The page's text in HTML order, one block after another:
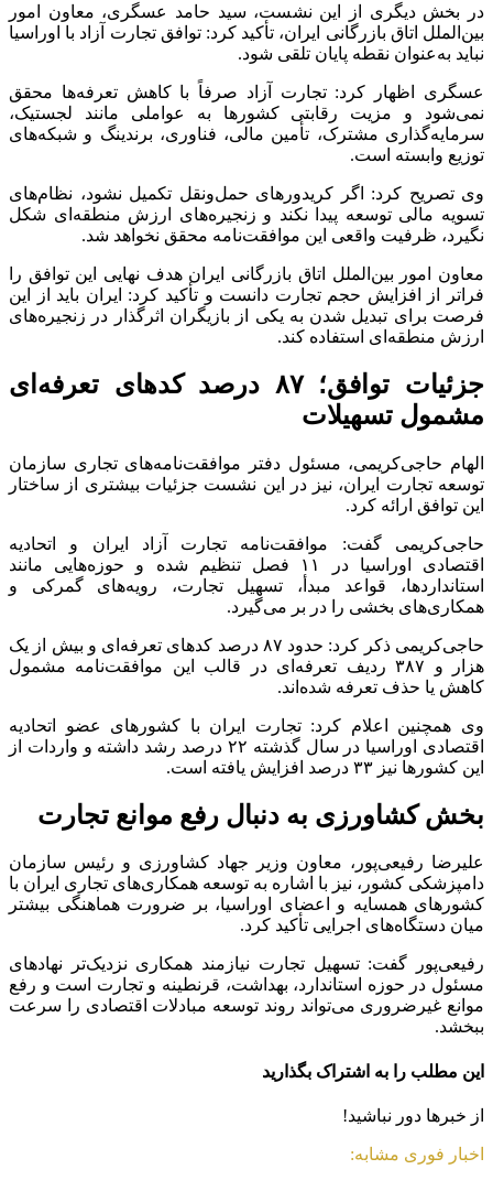
در بخش دیگری از این نشست، سید حامد عسگری، معاون امور
بین‌الملل اتاق بازرگانی ایران، تأکید کرد: توافق تجارت آزاد با اوراسیا
نباید به‌عنوان نقطه پایان تلقی شود.
عسگری اظهار کرد: تجارت آزاد صرفاً با کاهش تعرفه‌ها محقق
نمی‌شود و مزیت رقابتی کشور‌ها به عواملی مانند لجستیک،
سرمایه‌گذاری مشترک، تأمین مالی، فناوری، برندینگ و شبکه‌های
توزیع وابسته است.
وی تصریح کرد: اگر کریدور‌های حمل‌ونقل تکمیل نشود، نظام‌های
تسویه مالی توسعه پیدا نکند و زنجیره‌های ارزش منطقه‌ای شکل
نگیرد، ظرفیت واقعی این موافقت‌نامه محقق نخواهد شد.
معاون امور بین‌الملل اتاق بازرگانی ایران هدف نهایی این توافق را
فراتر از افزایش حجم تجارت دانست و تأکید کرد: ایران باید از این
فرصت برای تبدیل شدن به یکی از بازیگران اثرگذار در زنجیره‌های
ارزش منطقه‌ای استفاده کند.
جزئیات توافق؛ ۸۷ درصد کد‌های تعرفه‌ای
مشمول تسهیلات
الهام حاجی‌کریمی، مسئول دفتر موافقت‌نامه‌های تجاری سازمان
توسعه تجارت ایران، نیز در این نشست جزئیات بیشتری از ساختار
این توافق ارائه کرد.
حاجی‌کریمی گفت: موافقت‌نامه تجارت آزاد ایران و اتحادیه
اقتصادی اوراسیا در ۱۱ فصل تنظیم شده و حوزه‌هایی مانند
استانداردها، قواعد مبدأ، تسهیل تجارت، رویه‌های گمرکی و
همکاری‌های بخشی را در بر می‌گیرد.
حاجی‌کریمی ذکر کرد: حدود ۸۷ درصد کد‌های تعرفه‌ای و بیش از یک
هزار و ۳۸۷ ردیف تعرفه‌ای در قالب این موافقت‌نامه مشمول
کاهش یا حذف تعرفه شده‌اند.
وی همچنین اعلام کرد: تجارت ایران با کشور‌های عضو اتحادیه
اقتصادی اوراسیا در سال گذشته ۲۲ درصد رشد داشته و واردات از
این کشور‌ها نیز ۳۳ درصد افزایش یافته است.
بخش کشاورزی به دنبال رفع موانع تجارت
علیرضا رفیعی‌پور، معاون وزیر جهاد کشاورزی و رئیس سازمان
دامپزشکی کشور، نیز با اشاره به توسعه همکاری‌های تجاری ایران با
کشور‌های همسایه و اعضای اوراسیا، بر ضرورت هماهنگی بیشتر
میان دستگاه‌های اجرایی تأکید کرد.
رفیعی‌پور گفت: تسهیل تجارت نیازمند همکاری نزدیک‌تر نهاد‌های
مسئول در حوزه استاندارد، بهداشت، قرنطینه و تجارت است و رفع
موانع غیرضروری می‌تواند روند توسعه مبادلات اقتصادی را سرعت
ببخشد.
این مطلب را به اشتراک بگذارید
از خبرها دور نباشید!
اخبار فوری مشابه: